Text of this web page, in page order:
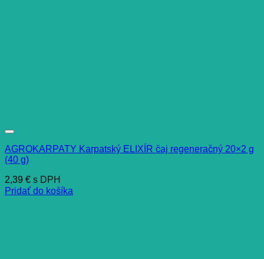
AGROKARPATY Karpatský ELIXÍR čaj regeneračný 20×2 g
(40 g)
2,39 € s DPH
Pridať do košíka